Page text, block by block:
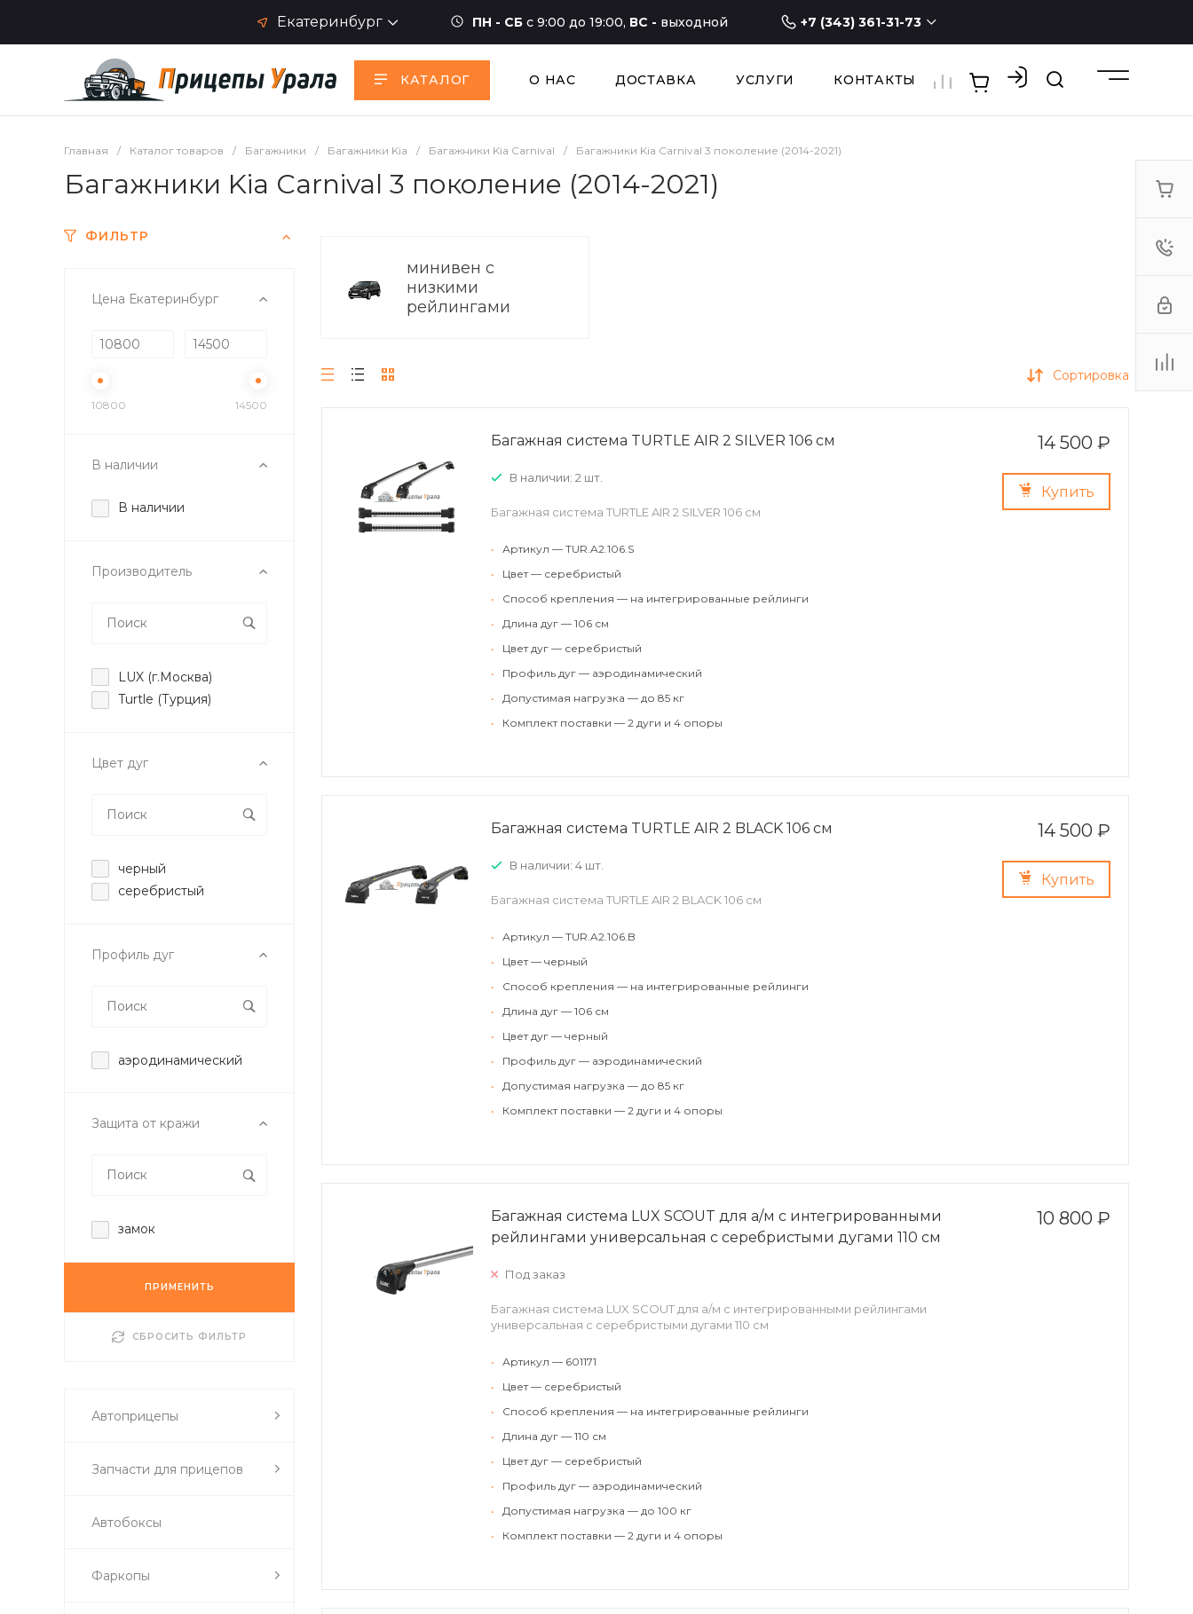
Екатеринбург ПН - СБ с 9:00 до 19:00, ВС - выходной +7 (343) 361-31-73
+7 (343) 361-31-73
3613173@mail.ru
КАТАЛОГ О НАС ДОСТАВКА УСЛУГИ КОНТАКТЫ
Главная / Каталог товаров / Багажники / Багажники Kia / Багажники Kia Carnival / Багажники Kia Carnival 3 поколение (2014-2021)
Багажники Kia Carnival 3 поколение (2014-2021)
ФИЛЬТР
Цена Екатеринбург
10800 14500
В наличии
В наличии
Производитель
LUX (г.Москва)
Turtle (Турция)
Цвет дуг
черный
серебристый
Профиль дуг
аэродинамический
Защита от кражи
замок
ПРИМЕНИТЬ
СБРОСИТЬ ФИЛЬТР
Автоприцепы
Запчасти для прицепов
Автобоксы
Фаркопы
минивен с
низкими
рейлингами
Сортировка
14 500 ₽
Купить
Багажная система TURTLE AIR 2 SILVER 106 см
В наличии: 2 шт.
Багажная система TURTLE AIR 2 SILVER 106 см
•
Артикул — TUR.A2.106.S
•
Цвет — серебристый
•
Способ крепления — на интегрированные рейлинги
•
Длина дуг — 106 см
•
Цвет дуг — серебристый
•
Профиль дуг — аэродинамический
•
Допустимая нагрузка — до 85 кг
•
Комплект поставки — 2 дуги и 4 опоры
14 500 ₽
Купить
Багажная система TURTLE AIR 2 BLACK 106 см
В наличии: 4 шт.
Багажная система TURTLE AIR 2 BLACK 106 см
•
Артикул — TUR.A2.106.B
•
Цвет — черный
•
Способ крепления — на интегрированные рейлинги
•
Длина дуг — 106 см
•
Цвет дуг — черный
•
Профиль дуг — аэродинамический
•
Допустимая нагрузка — до 85 кг
•
Комплект поставки — 2 дуги и 4 опоры
10 800 ₽
Багажная система LUX SCOUT для а/м с интегрированными
рейлингами универсальная с серебристыми дугами 110 см
Под заказ
Багажная система LUX SCOUT для а/м с интегрированными рейлингами
универсальная с серебристыми дугами 110 см
•
Артикул — 601171
•
Цвет — серебристый
•
Способ крепления — на интегрированные рейлинги
•
Длина дуг — 110 см
•
Цвет дуг — серебристый
•
Профиль дуг — аэродинамический
•
Допустимая нагрузка — до 100 кг
•
Комплект поставки — 2 дуги и 4 опоры